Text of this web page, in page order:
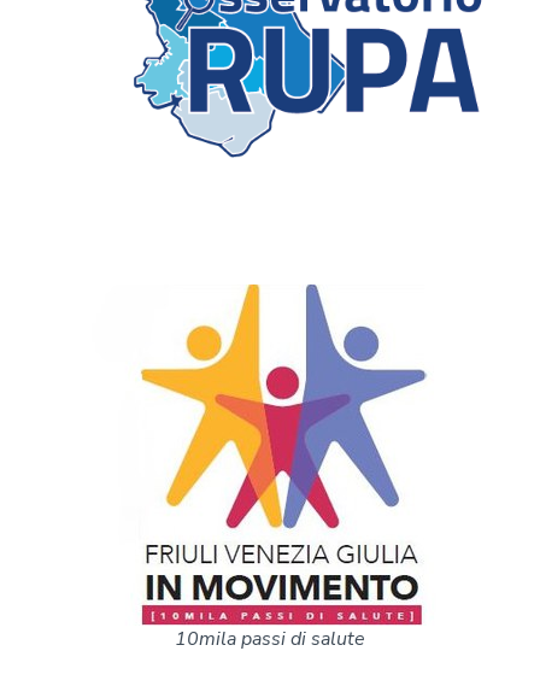
10mila passi di salute